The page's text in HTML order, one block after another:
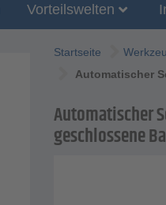
Vorteilswelten
Startseite
Automatischer
Automatischer
geschlossene